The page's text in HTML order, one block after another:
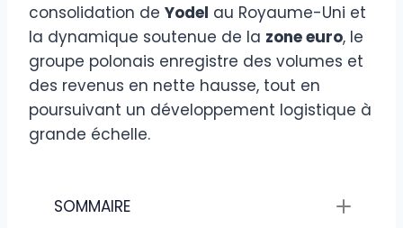
consolidation de Yodel au Royaume-Uni et
la dynamique soutenue de la zone euro, le
groupe polonais enregistre des volumes et
des revenus en nette hausse, tout en
poursuivant un développement logistique à
grande échelle.
SOMMAIRE